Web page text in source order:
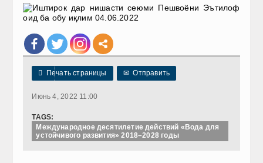
 Печать страницы ✉ Отправить
Июнь 4, 2022 11:00
TAGS:
Международное десятилетие действий «Вода для
устойчивого развития» 2018–2028 годы